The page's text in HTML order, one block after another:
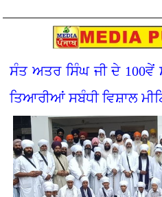
ਸੰਤ ਅਤਰ ਸਿੰਘ ਜੀ ਦੇ
ਤਿਆਰੀਆਂ ਸਬੰਧੀ ਵਿਸ਼ਾਲ